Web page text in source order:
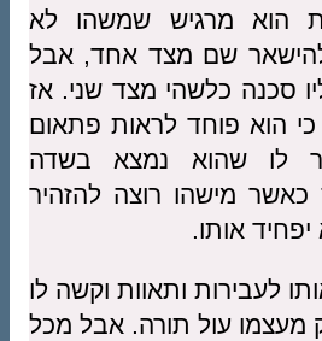
הוא מרגיש שמשהו לא
שם מצד אחד, אבל
סכנה כלשהי מצד שני. אז
כי הוא פוחד לראות פתאום
לו שהוא נמצא בשדה
כאשר מישהו רוצה להזהיר
אותו.
לעבירות ותאוות וקשה לו
מעצמו עול תורה. אבל מכל